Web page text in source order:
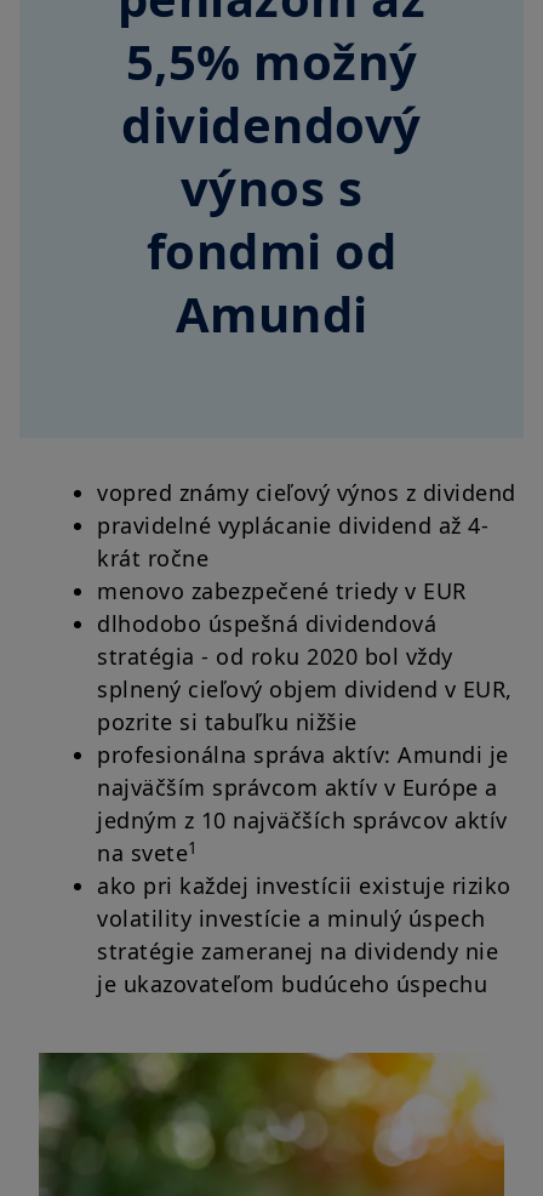
5,5% možný
dividendový
výnos s
fondmi od
Amundi
vopred známy cieľový výnos z dividend
pravidelné vyplácanie dividend až 4-
krát ročne
menovo zabezpečené triedy v EUR
dlhodobo úspešná dividendová
stratégia - od roku 2020 bol vždy
splnený cieľový objem dividend v EUR,
pozrite si tabuľku nižšie
profesionálna správa aktív: Amundi je
najväčším správcom aktív v Európe a
jedným z 10 najväčších správcov aktív
na svete1
ako pri každej investícii existuje riziko
volatility investície a minulý úspech
stratégie zameranej na dividendy nie
je ukazovateľom budúceho úspechu